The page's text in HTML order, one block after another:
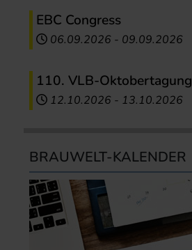
EBC Congress
06.09.2026 - 09.09.2026
110. VLB-Oktobertagung
12.10.2026 - 13.10.2026
BRAUWELT-KALENDER